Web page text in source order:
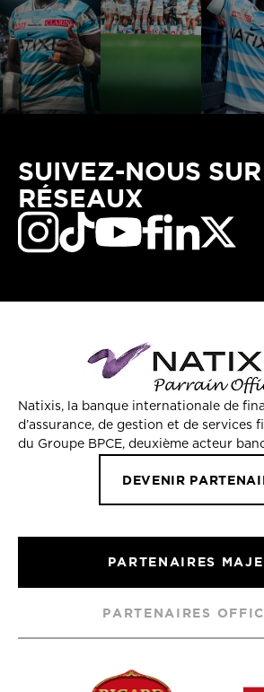
SUIVEZ-NOUS
RÉSEAUX
Natixis, la banque internationale de
d’assurance, de gestion et de services
du Groupe BPCE, deuxième acteur
DEVENIR
PARTENAIRES
PARTENAIRES